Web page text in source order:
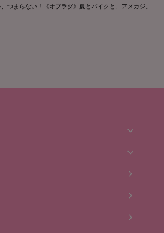
つまらない！《オブラダ》夏とバイクと、アメカジ。